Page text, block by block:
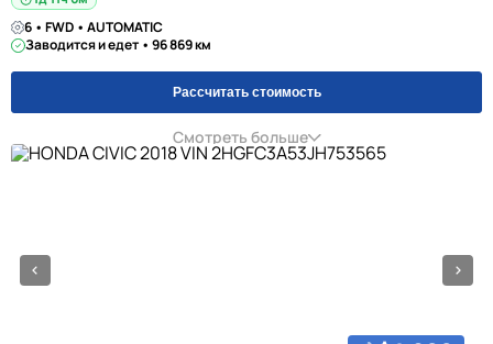
6 • FWD • AUTOMATIC
Заводится и едет • 96 869 км
Рассчитать стоимость
Смотреть больше